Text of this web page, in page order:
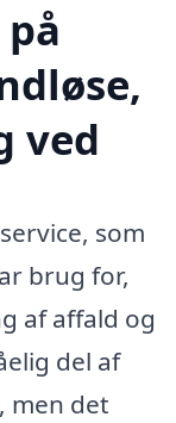
ved
som
brug for,
af affald og
del af
men det